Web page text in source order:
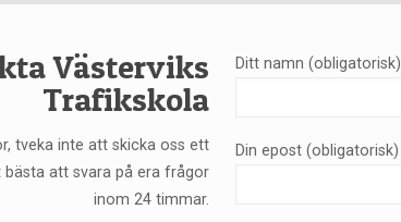
Västerviks
Trafikskola
tveka inte att skicka oss ett
bästa att svara på era frågor
inom 24 timmar.
Ditt namn (obligatorisk)
Din epost (obligatorisk)